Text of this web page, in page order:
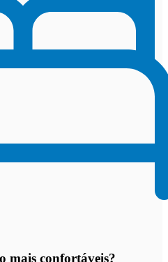
mais confortáveis?